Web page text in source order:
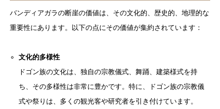
バンディアガラの断崖の価値は、その文化的、歴史的、地理的な
重要性にあります。以下の点にその価値が集約されています：
文化的多様性
ドゴン族の文化は、独自の宗教儀式、舞踊、建築様式を持
ち、その多様性は非常に豊かです。特に、ドゴン族の宗教儀
式や祭りは、多くの観光客や研究者を引き付けています。